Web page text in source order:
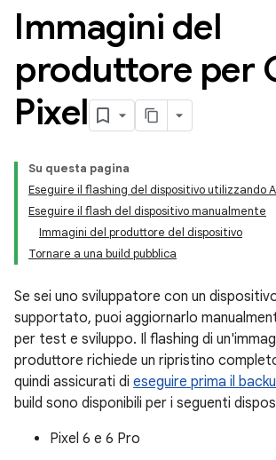
Immagini del
produttore per
Pixel
Su questa pagina
Eseguire il flashing del dispositivo utilizzando
Eseguire il flash del dispositivo manualmente
Immagini del produttore del dispositivo
Tornare a una build pubblica
Se sei uno sviluppatore con un
supportato, puoi aggiornarlo
per test e sviluppo. Il flashing di
produttore richiede un ripristino
quindi assicurati di eseguire prima il
build sono disponibili per i seguenti
Pixel 6 e 6 Pro